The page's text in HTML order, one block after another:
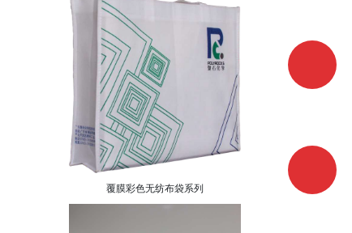
覆膜彩色无纺布袋系列